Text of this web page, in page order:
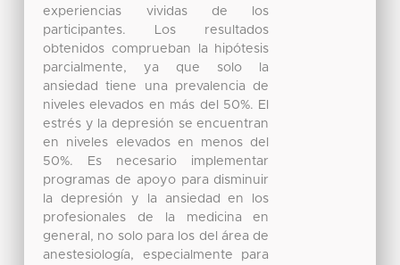
experiencias vividas de los
participantes. Los resultados
obtenidos comprueban la hipótesis
parcialmente, ya que solo la
ansiedad tiene una prevalencia de
niveles elevados en más del 50%. El
estrés y la depresión se encuentran
en niveles elevados en menos del
50%. Es necesario implementar
programas de apoyo para disminuir
la depresión y la ansiedad en los
profesionales de la medicina en
general, no solo para los del área de
anestesiología, especialmente para